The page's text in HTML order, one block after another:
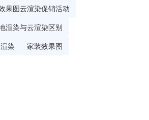
果图云渲染促销活动
渲染与云渲染区别
染 家装效果图